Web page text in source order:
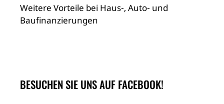
Weitere Vorteile bei Haus-, Auto- und
Baufinanzierungen
BESUCHEN SIE UNS AUF FACEBOOK!